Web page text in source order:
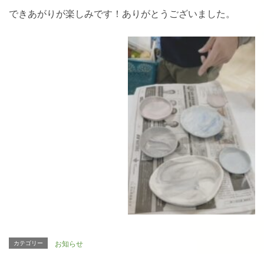
できあがりが楽しみです！ありがとうございました。
カテゴリー お知らせ